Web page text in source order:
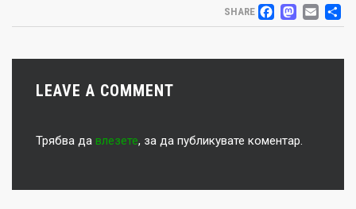
SHARE
LEAVE A COMMENT
Трябва да влезете, за да публикувате коментар.